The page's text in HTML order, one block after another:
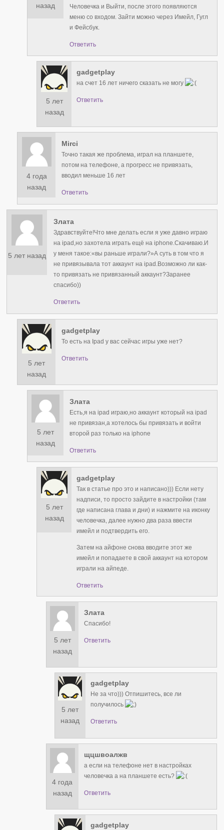
назад
Человечка и Выйти, после этого появляются
меню со входом. Зайти можно через Имейл, Гугл
и Фейсбук.
Ответить
5 лет
назад
gadgetplay
на счет 16 лет ничего сказать не могу
Ответить
4 года
назад
Mirci
Точно такая же проблема, играл на планшете,
потом на телефоне, а прогресс не привязать,
вводил меньше 16 лет
Ответить
5 лет назад
Злата
Здравствуйте!Что мне делать если я уже давно играю
на ipad,но захотела играть ещё на iphone.Скачиваю.И
у меня такое:«вы раньше играли?»А суть в том что я
не привязывала тот аккаунт на ipad.Возможно ли как-
то привязать не привязанный аккаунт?Заранее
спасибо))
Ответить
5 лет
назад
gadgetplay
То есть на Ipad у вас сейчас игры уже нет?
Ответить
5 лет
назад
Злата
Есть,я на ipad играю,но аккаунт который на ipad
не привязан,а хотелось бы привязать и войти
второй раз только на iphone
Ответить
5 лет
назад
gadgetplay
Так в статье про это и написано))) Если нету
надписи, то просто зайдите в настройки (там
где написана глава и дни) и нажмите на иконку
человечка, далее нужно два раза ввести
имейл и подтвердить его.
Затем на айфоне снова вводите этот же
имейл и попадаете в свой аккаунт на котором
играли на айпеде.
Ответить
5 лет
назад
Злата
Спасибо!
Ответить
5 лет
назад
gadgetplay
Не за что))) Отпишитесь, все ли
получилось
Ответить
4 года
назад
щцшвоалжв
а если на телефоне нет в настройках
человечка а на планшете есть?
Ответить
gadgetplay